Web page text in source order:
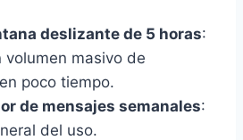
deslizante de 5 horas:
volumen masivo de
poco tiempo.
de mensajes semanales:
del uso.